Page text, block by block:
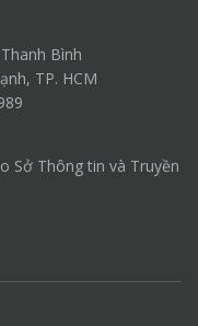
Bình
TP. HCM
Sở Thông tin và Truyền